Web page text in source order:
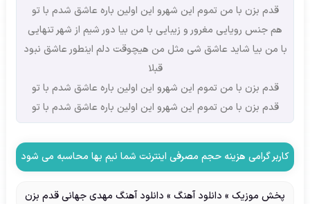
قدم بزن با من تموم این شهرو این اولین باره عاشق شدم با تو
هم جنس رویایی مغرور و زیبایی با من بیا دور شیم از شهر تنهایی
با من بیا شاید عاشق شی مثل من هیچوقت دلم اینطور عاشق نبود
قبلا
قدم بزن با من تموم این شهرو این اولین باره عاشق شدم با تو
قدم بزن با من تموم این شهرو این اولین باره عاشق شدم با تو
کاربر گرامی هزینه حجم مصرفی اینترنت شما نیم بها محاسبه می شود
پخش موزیک» دانلود آهنگ» دانلود آهنگ مهدی جهانی قدم بزن